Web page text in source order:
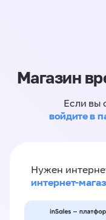
Магазин
Если вы
войдите в
Нужен
интернет-